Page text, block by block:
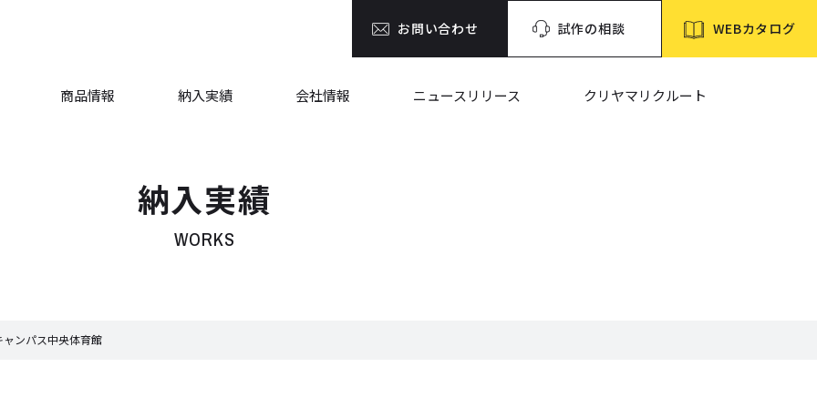
お問い合わせ 試作の相談 WEBカタログ
商品情報 納入実績 会社情報 ニュースリリース クリヤマリクルート
納入実績
WORKS
ンパス中央体育館